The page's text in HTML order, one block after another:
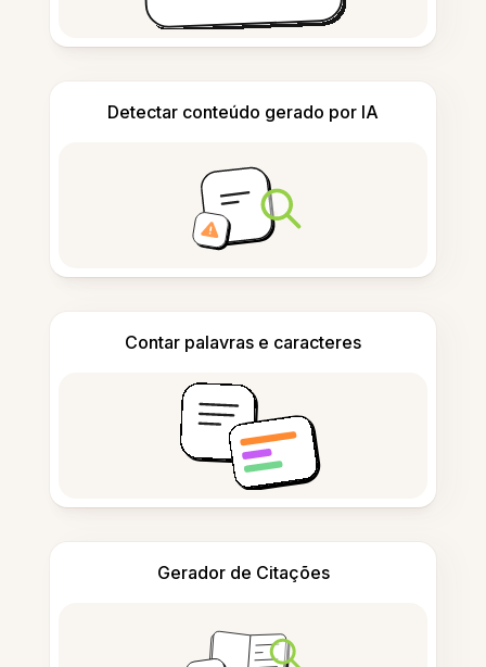
Detectar conteúdo gerado por IA
Contar palavras e caracteres
Gerador de Citações